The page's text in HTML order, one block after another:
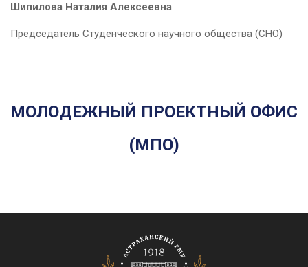
Шипилова Наталия Алексеевна
Председатель Студенческого научного общества (СНО)
МОЛОДЕЖНЫЙ ПРОЕКТНЫЙ ОФИС
(МПО)